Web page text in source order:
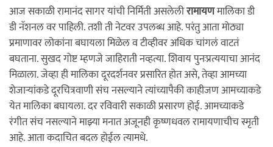
आज सकाळी रामानंद सागर यांची निर्मिती असलेलीरामायणमालिका डी
डी नॅशनल वर पाहिली. तशी ती नेटवर उपलब्ध आहे. परंतु आता मोठ्या
प्रमाणावर लोकांना बघायला मिळेल व टीव्हीवर अधिक चांगलं वाटतं
बघताना. सुखद गोष्ट म्हणजे जाहिराती नव्हत्या. शिवाय पुनःप्रत्ययाचा आनंद
मिळाला. जेव्हा ही मालिका दूरदर्शनवर प्रसारित होत असे, तेव्हा आमच्या
शेजाऱ्यांकडे दूरचित्रवाणी संच नसल्याने त्यांच्यापैकी काहीजण आमच्याकडे
येत मालिका बघायला. दर रविवारी सकाळी प्रसारण होई. आमच्याकडे
रंगीत संच नसल्याने माझ्या मनात अजूनही कृष्णधवल रामायणाचीच स्मृती
आहे. आता कदाचित बदल होईल त्यामधे.